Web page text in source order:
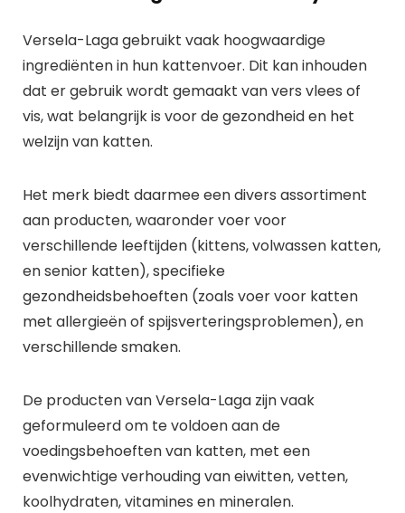
Versela-Laga gebruikt vaak hoogwaardige
ingrediënten in hun kattenvoer. Dit kan inhouden
dat er gebruik wordt gemaakt van vers vlees of
vis, wat belangrijk is voor de gezondheid en het
welzijn van katten.
Het merk biedt daarmee een divers assortiment
aan producten, waaronder voer voor
verschillende leeftijden (kittens, volwassen katten,
en senior katten), specifieke
gezondheidsbehoeften (zoals voer voor katten
met allergieën of spijsverteringsproblemen), en
verschillende smaken.
De producten van Versela-Laga zijn vaak
geformuleerd om te voldoen aan de
voedingsbehoeften van katten, met een
evenwichtige verhouding van eiwitten, vetten,
koolhydraten, vitamines en mineralen.